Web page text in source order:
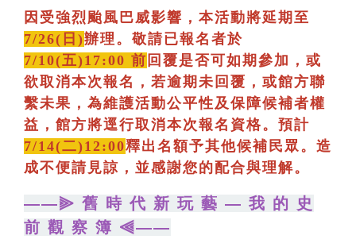
因受強烈颱風巴威影響，本活動將延期至
7/26(日)辦理。敬請已報名者於
7/10(五)17:00 前 回覆是否可如期參加，或
欲取消本次報名，若逾期未回覆，或館方聯
繫未果，為維護活動公平性及保障候補者權
益，館方將逕行取消本次報名資格。預計
7/14(二)12:00釋出名額予其他候補民眾。造
成不便請見諒，並感謝您的配合與理解。
——⫸ 舊 時 代 新 玩 藝 — 我 的 史
前 觀 察 簿 ⫷——